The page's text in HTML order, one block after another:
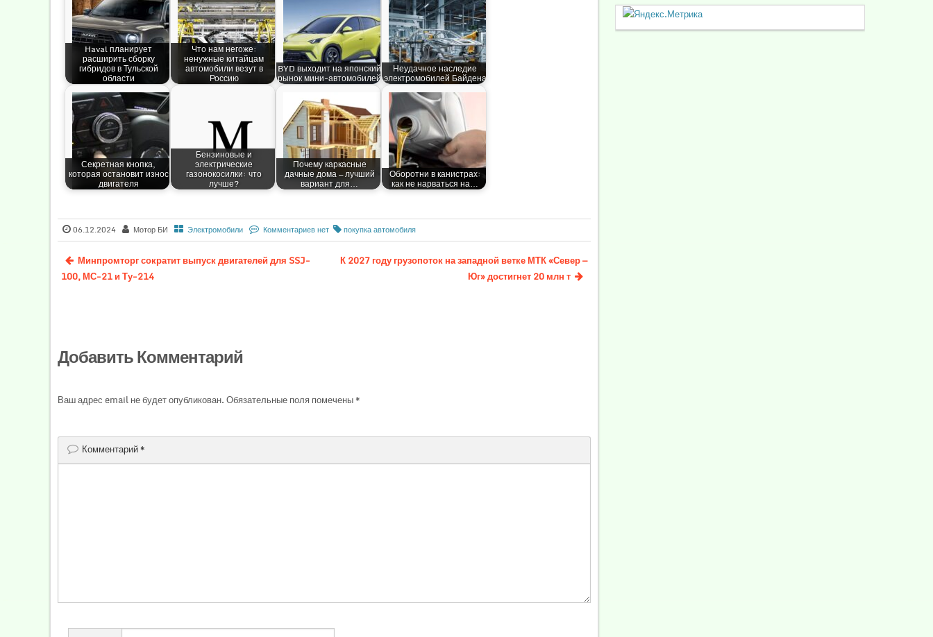
Haval планирует
расширить сборку
гибридов в Тульской
области
Что нам негоже:
ненужные китайцам
автомобили везут в
Россию
BYD выходит на японский
рынок мини-автомобилей
Неудачное наследие
электромобилей Байдена
Секретная кнопка,
которая остановит износ
двигателя
Бензиновые и
электрические
газонокосилки: что
лучше?
Почему каркасные
дачные дома — лучший
вариант для…
Оборотни в канистрах:
как не нарваться на…
06.12.2024 Мотор БИ Электромобили Комментариев нет покупка автомобиля
Минпромторг сократит выпуск двигателей для SSJ-
100, МС-21 и Ту-214
К 2027 году грузопоток на западной ветке МТК «Север —
Юг» достигнет 20 млн т
Добавить Комментарий
Ваш адрес email не будет опубликован.Обязательные поля помечены*
Комментарий*